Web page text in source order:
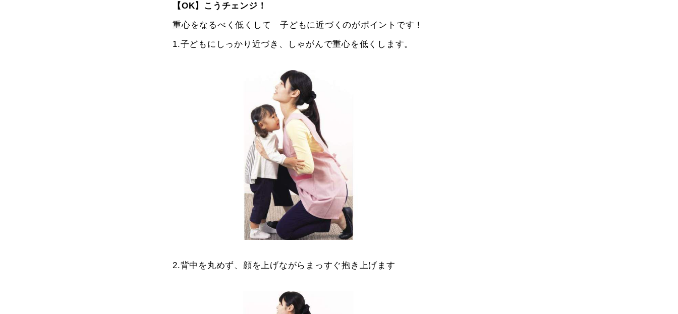
【OK】こうチェンジ！
重心をなるべく低くして 子どもに近づくのがポイントです！
1.子どもにしっかり近づき、しゃがんで重心を低くします。
2.背中を丸めず、顔を上げながらまっすぐ抱き上げます